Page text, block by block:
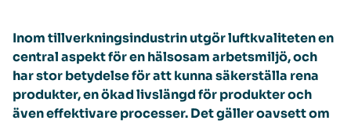
Inom tillverkningsindustrin utgör luftkvaliteten en
central aspekt för en hälsosam arbetsmiljö, och
har stor betydelse för att kunna säkerställa rena
produkter, en ökad livslängd för produkter och
även effektivare processer. Det gäller oavsett om